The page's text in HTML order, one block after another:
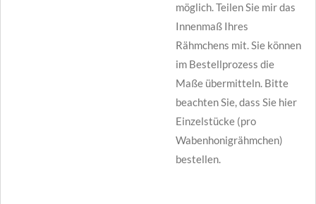
möglich. Teilen Sie mir das
Innenmaß Ihres
Rähmchens mit. Sie können
im Bestellprozess die
Maße übermitteln. Bitte
beachten Sie, dass Sie hier
Einzelstücke (pro
Wabenhonigrähmchen)
bestellen.